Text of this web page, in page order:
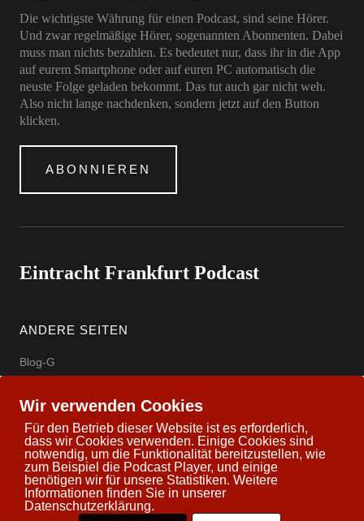
Die wichtigste Währung für einen Podcast, sind seine Hörer.
Und zwar regelmäßige Hörer, sogenannten Abonnenten. Dabei
muss man nichts bezahlen. Es bedeutet nur, dass ihr in die App
auf eurem Smartphone oder auf euren PC automatisch die
neuste Folge geladen bekommt. Das tut auch gar nicht weh.
Also nicht lange nachdenken, sondern jetzt auf den Button
klicken.
ABONNIEREN
Eintracht Frankfurt Podcast
ANDERE SEITEN
Blog-G
wettbasis.com
Copyright © 2026 Eintracht Frankfurt Podcast
WordPress
Wir verwenden Cookies
Für den Betrieb dieser Website ist es erforderlich,
dass wir Cookies verwenden. Einige Cookies sind
notwendig, um die Funktionalität bereitzustellen, wie
zum Beispiel die Podcast Player, und einige
benötigen wir für unsere Statistiken. Weitere
Informationen finden Sie in unserer
Datenschutzerklärung.